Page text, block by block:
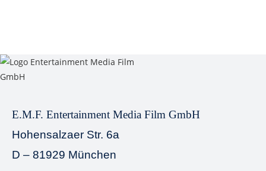
E.M.F. Entertainment Media Film GmbH
Hohensalzaer Str. 6a
D – 81929 München